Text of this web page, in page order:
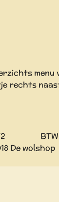
menu
rechts
BTW
wolshop